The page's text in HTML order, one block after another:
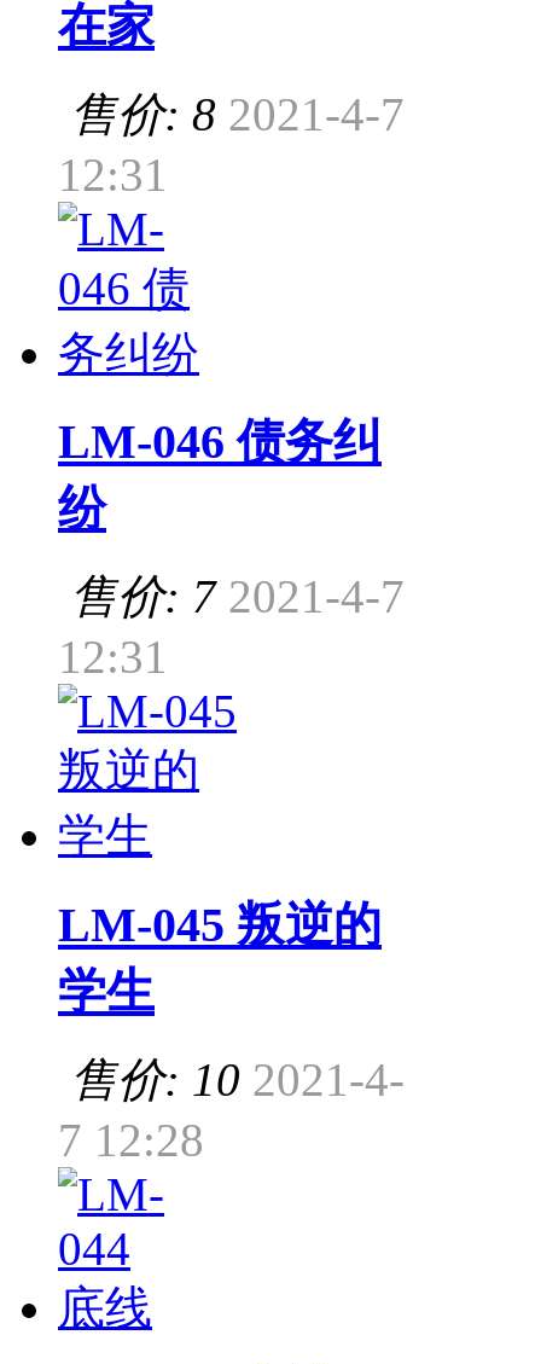
在家
售价: 8 2021-4-7
12:31
LM-046 债务纠
纷
售价: 7 2021-4-7
12:31
LM-045 叛逆的
学生
售价: 10 2021-4-
7 12:28